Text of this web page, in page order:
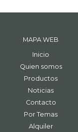
MAPA WEB
Inicio
Quien somos
Productos
Noticias
Contacto
Por Temas
Alquiler